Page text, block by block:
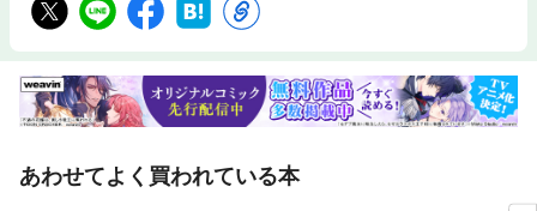
あわせてよく買われている本